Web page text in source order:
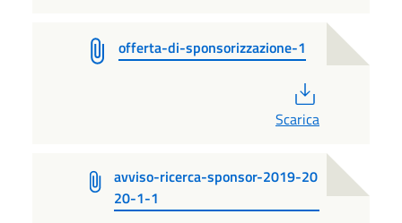
offerta-di-sponsorizzazione-1
Scarica
avviso-ricerca-sponsor-2019-20
20-1-1